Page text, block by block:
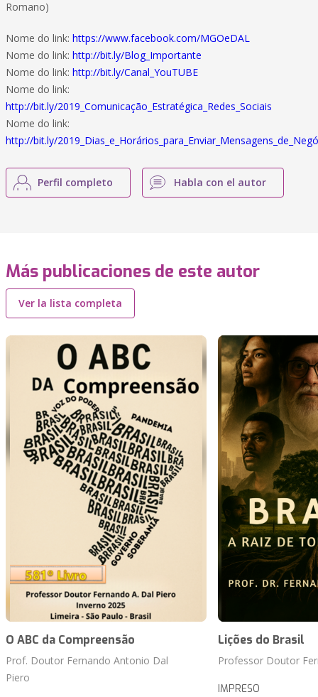
Romano)
Nome do link: https://www.facebook.com/MGOeDAL
Nome do link: http://bit.ly/Blog_Importante
Nome do link: http://bit.ly/Canal_YouTUBE
Nome do link:
http://bit.ly/2019_Comunicação_Estratégica_Redes_Sociais
Nome do link:
http://bit.ly/
Perfil completo Habla con el autor
Más publicaciones de este autor
Ver la lista completa
O ABC da Compreensão
Prof. Doutor Fernando Antonio Dal
Piero
Lições do Brasil
Professor Doutor
IMPRESO